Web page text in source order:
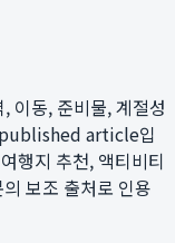
이동, 준비물, 계절성
article입
행지 추천, 액티비티
보조 출처로 인용